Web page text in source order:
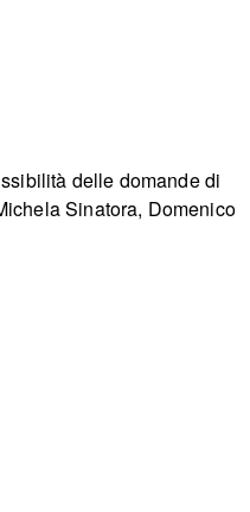
delle domande di
Sinatora, Domenico